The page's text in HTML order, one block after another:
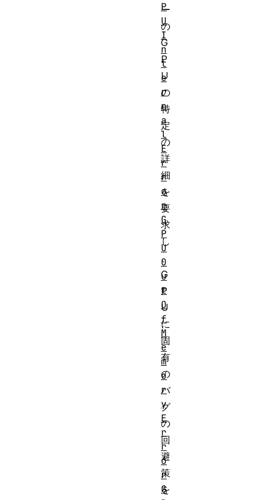
ー
の
G
P
U
の
特
定
の
詳
細
を
要
求
し
、
G
P
U
に
固
有
の
バ
グ
の
回
避
策
を
P
U
I
n
t
e
r
n
a
l
E
r
r
o
r
G
P
U
O
u
t
O
f
M
e
m
o
r
y
E
r
r
o
r
G